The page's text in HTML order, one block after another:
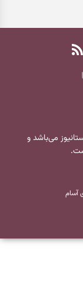
می‌باشد و
آسام